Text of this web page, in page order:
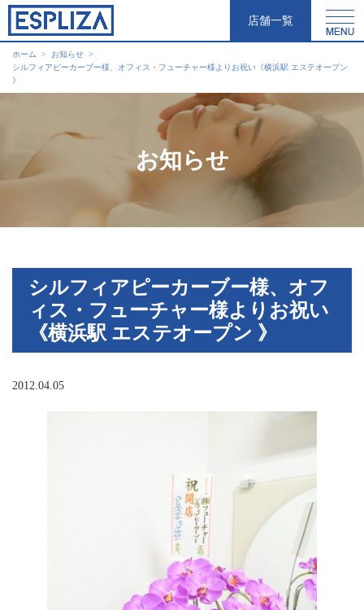
店舗一覧
ホーム
お知らせ
シルフィアピーカーブー様、オフィス・フューチャー様よりお祝い《横浜駅 エステオープン
》
お知らせ
シルフィアピーカーブー様、オフ
ィス・フューチャー様よりお祝い
《横浜駅 エステオープン 》
2012.04.05